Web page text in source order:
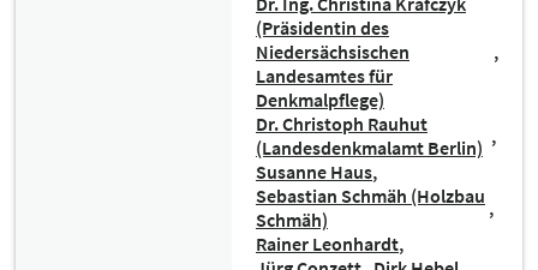
(Präsidentin des
Niedersächsischen
Landesamtes für
Denkmalpflege)
Dr. Christoph Rauhut
(Landesdenkmalamt Berlin)
Susanne Haus
Sebastian Schmäh (Holzbau
Schmäh)
Rainer Leonhardt